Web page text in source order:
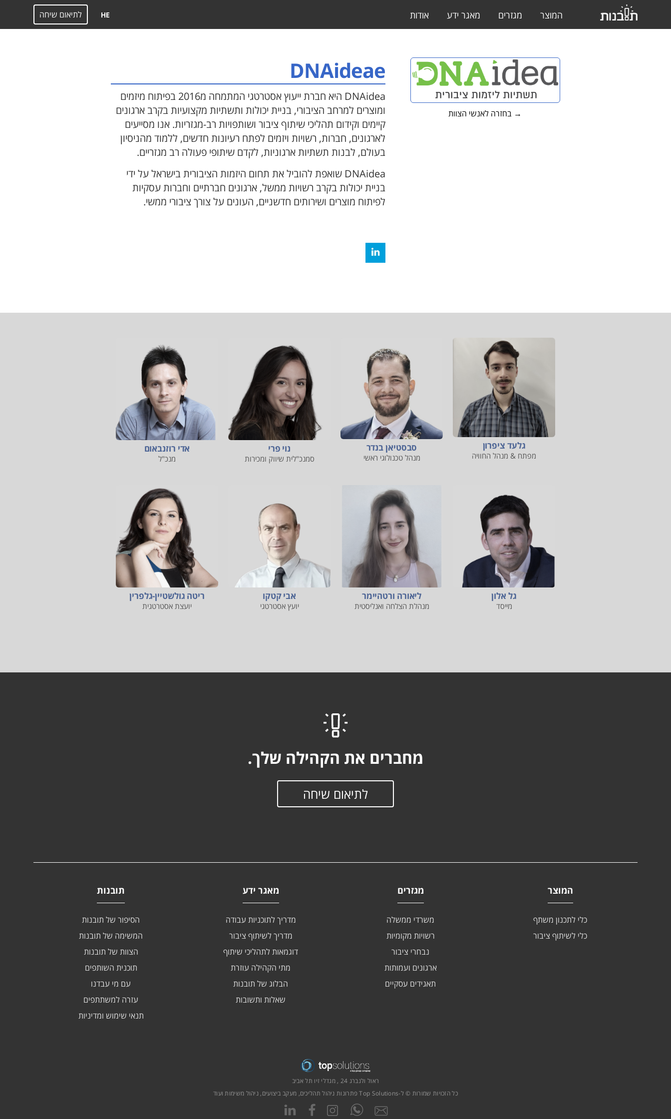
המוצר מגזרים מאגר ידע אודות HE לתיאום שיחה
→ בחזרה לאנשי הצוות
DNAideae
DNAidea היא חברת ייעוץ אסטרטגי המתמחה מ2016 בפיתוח מיזמים
ומוצרים למרחב הציבורי, בניית יכולות ותשתיות מקצועיות בקרב ארגונים
קיימים וקידום תהליכי שיתוף ציבור ושותפויות רב-מגזריות. אנו מסייעים
לארגונים, חברות, רשויות ויזמים לפתח רעיונות חדשים, ללמוד מהניסיון
בעולם, לבנות תשתיות ארגוניות, לקדם שיתופי פעולה רב מגזריים.
DNAidea שואפת להוביל את תחום היזמות הציבורית בישראל על ידי
בניית יכולות בקרב רשויות ממשל, ארגונים חברתיים וחברות עסקיות
לפיתוח מוצרים ושירותים חדשניים, העונים על צורך ציבורי ממשי.
אדי רוזנבאום
מנכ"ל
נוי פרי
סמנכ"לית שיווק ומכירות
סבסטיאן בנדר
מנהל טכנולוגי ראשי
גלעד ציפרון
מפתח & מנהל החוויה
ריטה גולשטיין-גלפרין
יועצת אסטרטגית
אבי קטקו
יועץ אסטרטגי
ליאורה ורטהיימר
מנהלת הצלחה ואנליסטית
גל אלון
מייסד
מחברים את הקהילה שלך.
לתיאום שיחה
המוצר
כלי לתכנון משתף
כלי לשיתוף ציבור
מגזרים
משרדי ממשלה
רשויות מקומיות
נבחרי ציבור
ארגונים ועמותות
תאגידים עסקיים
מאגר ידע
מדריך לתוכניות עבודה
מדריך לשיתוף ציבור
דוגמאות לתהליכי שיתוף
מתי הקהילה עוזרת
הבלוג של תובנות
שאלות ותשובות
תובנות
הסיפור של תובנות
המשימה של תובנות
הצוות של תובנות
תוכנית השותפים
עם מי עבדנו
עזרה למשתתפים
תנאי שימוש ומדיניות
ראול ולנברג 24 , מגדלי זיו תל אביב
כל הזכויות שמורות © ל-Top Solutions פתרונות ניהול תהליכים, מעקב ביצועים, ניהול משימות ועוד